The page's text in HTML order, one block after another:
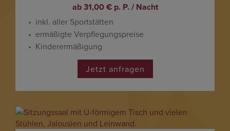
ab 31,00 € p. P. / Nacht
inkl. aller Sport­stätten
ermä­ßigte Verpfle­gungs­preise
Kinder­er­mä­ßi­gung
Jetzt anfragen